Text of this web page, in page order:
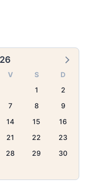
V S
D
1
2
7 8
9
14 15
16
21 22
23
28 29
30